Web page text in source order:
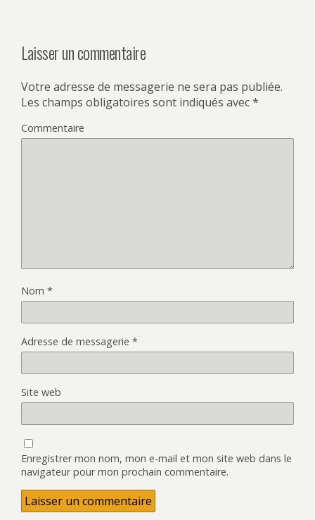
Laisser un commentaire
Votre adresse de messagerie ne sera pas publiée.
Les champs obligatoires sont indiqués avec*
Commentaire
Nom *
Adresse de messagerie *
Site web
Enregistrer mon nom, mon e-mail et mon site web dans le
navigateur pour mon prochain commentaire.